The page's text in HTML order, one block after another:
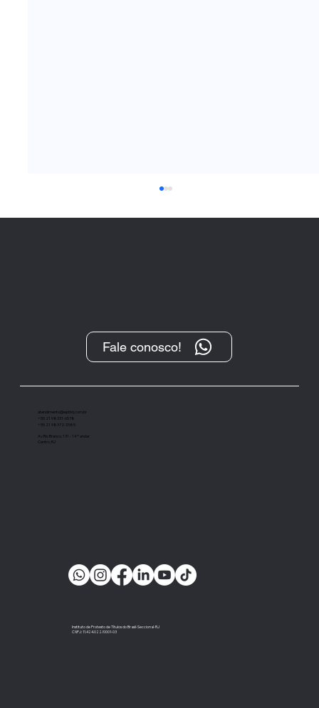
“O Protesto, após sua transformação
importante instrumento de cobrança”
Instituto de Protesto de Títulos do Brasil-Seccional-RJ
CNPJ: 11.424.022/0001-03
Fale conosco!
atendimento@ieptbrj.com.br
+55 21 98331-6578
+55 21 98372-3385
Av Rio Branco, 131 - 14º andar
Centro, RJ